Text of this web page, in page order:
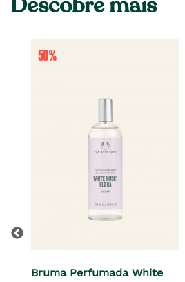
Bruma Perfumada White